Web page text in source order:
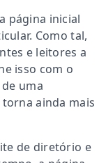
página inicial
Como tal,
e leitores a
isso com o
uma
ainda mais
de diretório e